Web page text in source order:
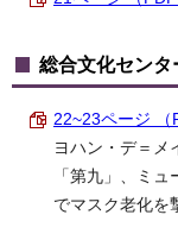
総合文化センタ
22~23ページ （
ヨハン・デ＝
「第九」、ミ
でマスク老化